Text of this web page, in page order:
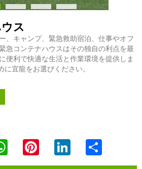
ス
、キャンプ、緊急救助宿泊、仕事やオフ
急コンテナハウスはその独自の利点を最
便利で快適な生活と作業環境を提供しま
宜龍をお選びください。
WhatsApp Pinterest LinkedIn